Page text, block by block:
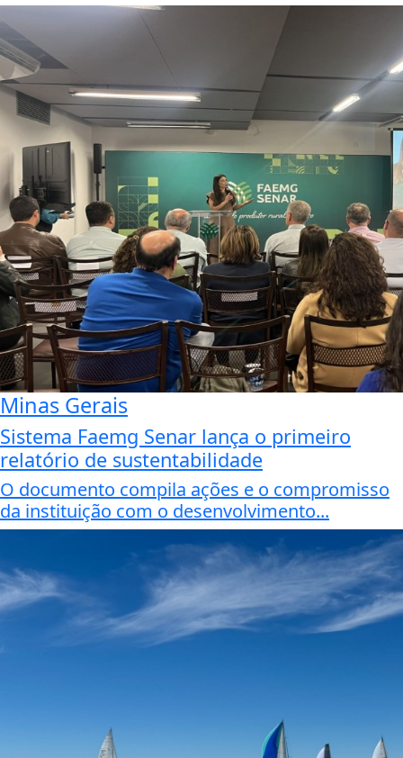
Minas Gerais
Sistema Faemg Senar lança o primeiro
relatório de sustentabilidade
O documento compila ações e o compromisso
da instituição com o desenvolvimento...